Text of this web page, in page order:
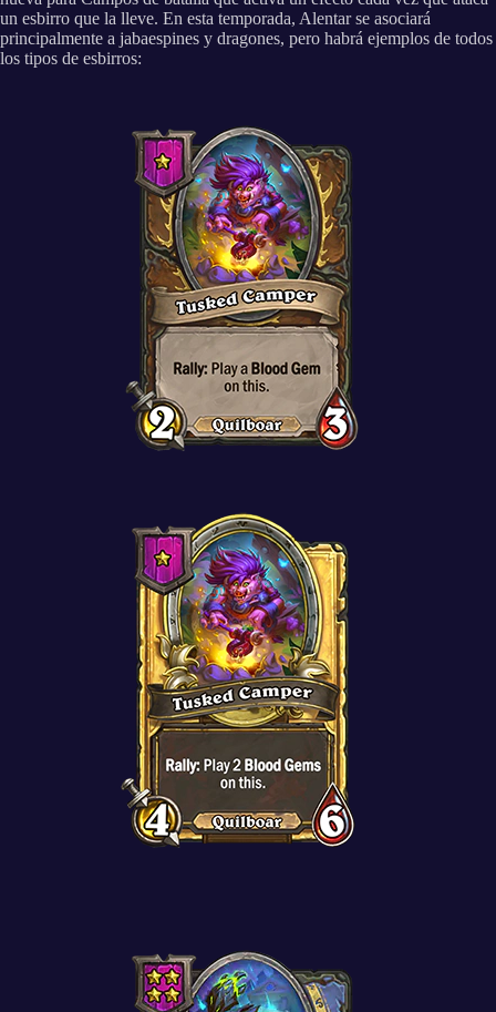
un esbirro que la lleve. En esta temporada, Alentar se asociará
principalmente a jabaespines y dragones, pero habrá ejemplos de todos
los tipos de esbirros: